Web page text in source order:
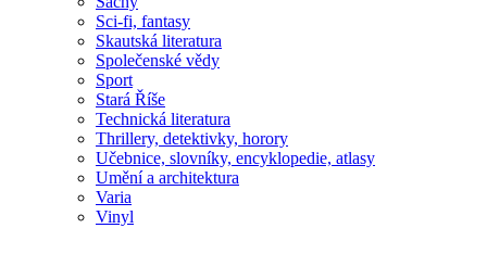
Sci-fi, fantasy
Skautská literatura
Společenské vědy
Sport
Stará Říše
Technická literatura
Thrillery, detektivky, horory
Učebnice, slovníky, encyklopedie, atlasy
Umění a architektura
Varia
Vinyl